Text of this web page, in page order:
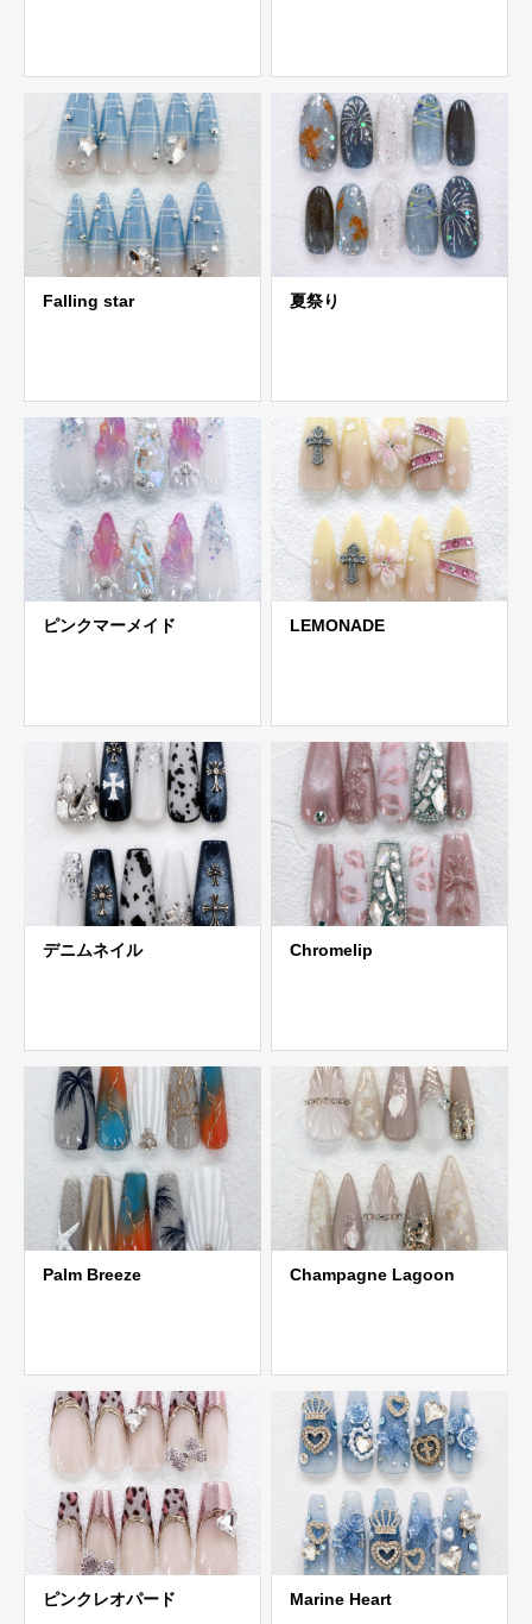
Falling star 夏祭り
ピンクマーメイド LEMONADE
デニムネイル Chromelip
Palm Breeze Champagne Lagoon
ピンクレオパード Marine Heart